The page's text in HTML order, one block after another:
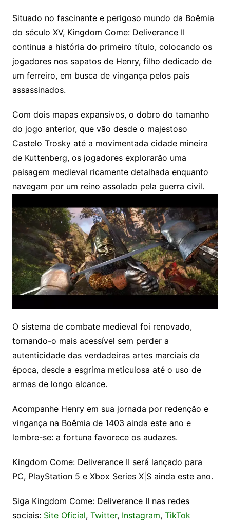
Situado no fascinante e perigoso mundo da Boêmia
do século XV, Kingdom Come: Deliverance II
continua a história do primeiro título, colocando os
jogadores nos sapatos de Henry, filho dedicado de
um ferreiro, em busca de vingança pelos pais
assassinados.
Com dois mapas expansivos, o dobro do tamanho
do jogo anterior, que vão desde o majestoso
Castelo Trosky até a movimentada cidade mineira
de Kuttenberg, os jogadores explorarão uma
paisagem medieval ricamente detalhada enquanto
navegam por um reino assolado pela guerra civil.
O sistema de combate medieval foi renovado,
tornando-o mais acessível sem perder a
autenticidade das verdadeiras artes marciais da
época, desde a esgrima meticulosa até o uso de
armas de longo alcance.
Acompanhe Henry em sua jornada por redenção e
vingança na Boêmia de 1403 ainda este ano e
lembre-se: a fortuna favorece os audazes.
Kingdom Come: Deliverance II será lançado para
PC, PlayStation 5 e Xbox Series X|S ainda este ano.
Siga Kingdom Come: Deliverance II nas redes
sociais: Site Oficial, Twitter, Instagram, TikTok